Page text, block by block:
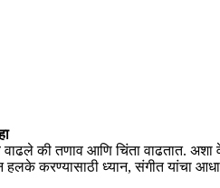
वाढले की तणाव आणि चिंता वाढतात.
हलके करण्यासाठी ध्यान, संगीत यांचा